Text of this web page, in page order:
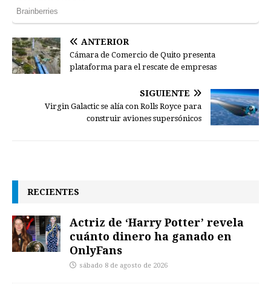
ANTERIOR
Cámara de Comercio de Quito presenta
plataforma para el rescate de empresas
SIGUIENTE
Virgin Galactic se alía con Rolls Royce para
construir aviones supersónicos
RECIENTES
Actriz de ‘Harry Potter’ revela
cuánto dinero ha ganado en
OnlyFans
sábado 8 de agosto de 2026